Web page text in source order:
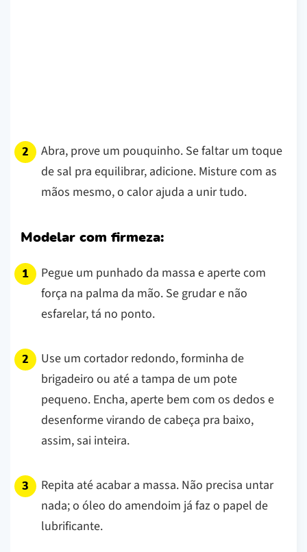
Abra, prove um pouquinho. Se faltar um toque
de sal pra equilibrar, adicione. Misture com as
mãos mesmo, o calor ajuda a unir tudo.
Modelar com firmeza:
Pegue um punhado da massa e aperte com
força na palma da mão. Se grudar e não
esfarelar, tá no ponto.
Use um cortador redondo, forminha de
brigadeiro ou até a tampa de um pote
pequeno. Encha, aperte bem com os dedos e
desenforme virando de cabeça pra baixo,
assim, sai inteira.
Repita até acabar a massa. Não precisa untar
nada; o óleo do amendoim já faz o papel de
lubrificante.